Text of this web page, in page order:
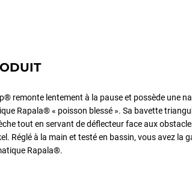
remonte lentement à la pause et possède une
Rapala® « poisson blessé ». Sa bavette
tout en servant de déflecteur face aux
Réglé à la main et testé en bassin, vous avez la
Rapala®.